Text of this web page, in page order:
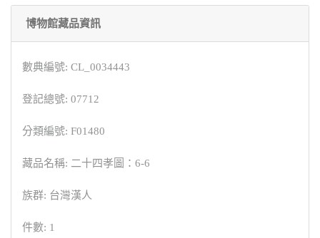
博物館藏品資訊
數典編號: CL_0034443
登記總號: 07712
分類編號: F01480
藏品名稱: 二十四孝圖：6-6
族群: 台灣漢人
件數: 1